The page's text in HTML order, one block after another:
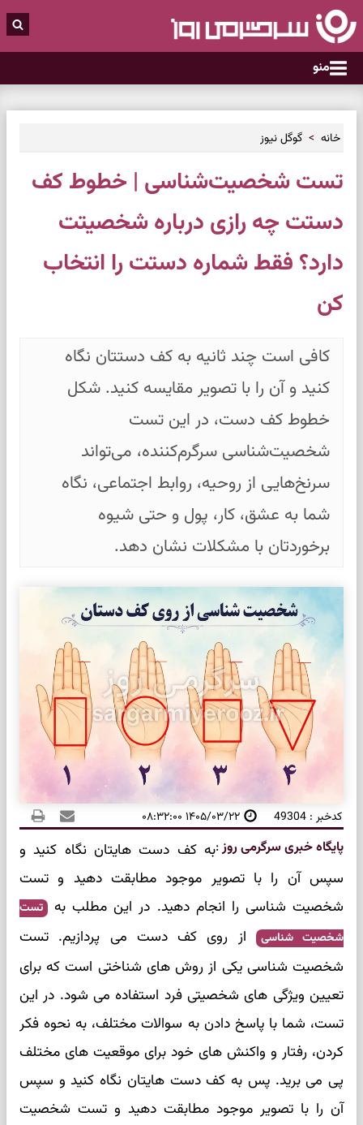
منو
خانه گوگل نیوز
تست شخصیت‌شناسی | خطوط کف
دستت چه رازی درباره شخصیتت
دارد؟ فقط شماره دستت را انتخاب
کن
کافی است چند ثانیه به کف دستتان نگاه
کنید و آن را با تصویر مقایسه کنید. شکل
خطوط کف دست، در این تست
شخصیت‌شناسی سرگرم‌کننده، می‌تواند
سرنخ‌هایی از روحیه، روابط اجتماعی، نگاه
شما به عشق، کار، پول و حتی شیوه
برخوردتان با مشکلات نشان دهد.
کدخبر : 49304 ۱۴۰۵/۰۳/۲۲ ۰۸:۳۲:۰۰
پایگاه خبری سرگرمی روز:به کف دست هایتان نگاه کنید و
سپس آن را با تصویر موجود مطابقت دهید و تست
شخصیت شناسی را انجام دهید. در این مطلب به
تست
شخصیت شناسی
از روی کف دست می پردازیم. تست
شخصیت شناسی یکی از روش‌ های شناختی است که برای
تعیین ویژگی‌ های شخصیتی فرد استفاده می‌ شود. در این
تست، شما با پاسخ دادن به سوالات مختلف، به نحوه فکر
کردن، رفتار و واکنش‌ های خود برای موقعیت‌ های مختلف
پی می‌ برید. پس به کف دست هایتان نگاه کنید و سپس
آن را با تصویر موجود مطابقت دهید و تست شخصیت